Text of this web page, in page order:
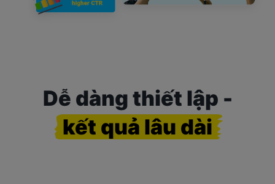
Dễ dàng thiết lập -
kết quả lâu dài